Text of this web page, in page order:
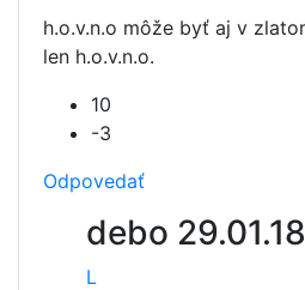
h.o.v.n.o môže byť aj v
len h.o.v.n.o.
10
-3
Odpovedať
debo
L